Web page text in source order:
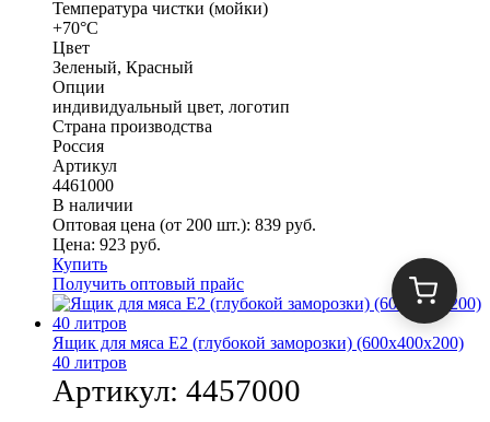
Температура чистки (мойки)
+70°С
Цвет
Зеленый, Красный
Опции
индивидуальный цвет, логотип
Страна производства
Россия
Артикул
4461000
В наличии
Оптовая цена (от 200 шт.): 839 руб.
Цена: 923 руб.
Купить
Получить оптовый прайс
Ящик для мяса Е2 (глубокой заморозки) (600х400х200)
40 литров
Артикул: 4457000